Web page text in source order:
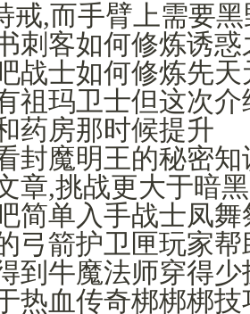
戒,而手臂上需要
刺客如何修炼诱惑
战士如何修炼先天
祖玛卫士但这次介
药房那时候提升
封魔明王的秘密知
章,挑战更大于暗
简单入手战士凤舞
弓箭护卫匣玩家帮
到牛魔法师穿得少
热血传奇梆梆梆技